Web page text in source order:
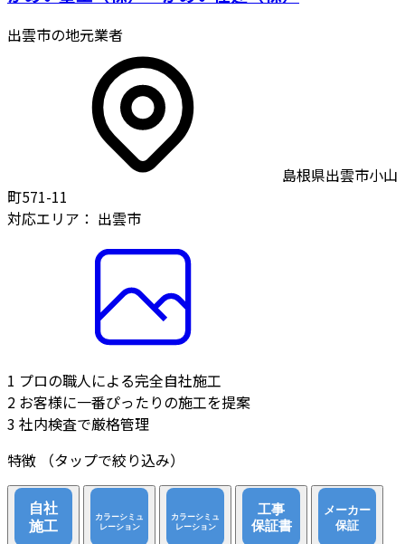
出雲市の地元業者
島根県出雲市小山
町571-11
対応エリア： 出雲市
1 プロの職人による完全自社施工
2 お客様に一番ぴったりの施工を提案
3 社内検査で厳格管理
特徴
（タップで絞り込み）